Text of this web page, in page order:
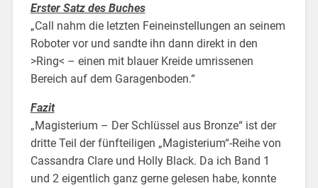
Erster Satz des Buches
„Call nahm die letzten Feineinstellungen an seinem
Roboter vor und sandte ihn dann direkt in den
>Ring< – einen mit blauer Kreide umrissenen
Bereich auf dem Garagenboden.“
Fazit
„Magisterium – Der Schlüssel aus Bronze“ ist der
dritte Teil der fünfteiligen „Magisterium“-Reihe von
Cassandra Clare und Holly Black. Da ich Band 1
und 2 eigentlich ganz gerne gelesen habe, konnte